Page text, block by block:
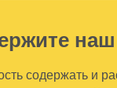
наш
содержать и